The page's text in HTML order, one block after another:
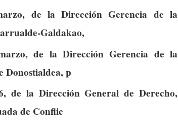
de la Dirección Gerencia de la
Galdakao,
de la Dirección Gerencia de la
p
de la Dirección General de Derecho,
de Conflic